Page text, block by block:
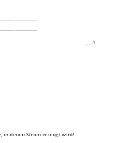
/6P
in denen Strom erzeugt wird!